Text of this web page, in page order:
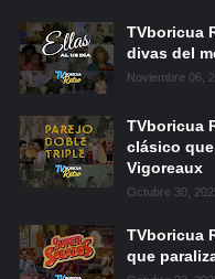
TVboricua
divas del
Noviembre 06,
TVboricua
clásico
Vigoreaux
Octubre 30,
TVboricua
que